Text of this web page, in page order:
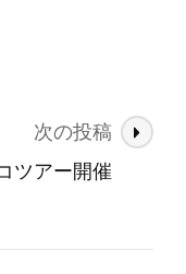
次の投稿
ツアー開催